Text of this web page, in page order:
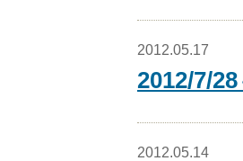
2012.05.17
2012/7/
2012.05.14